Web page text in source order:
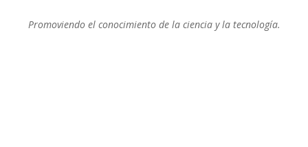
Promoviendo el conocimiento de la ciencia y la tecnología.